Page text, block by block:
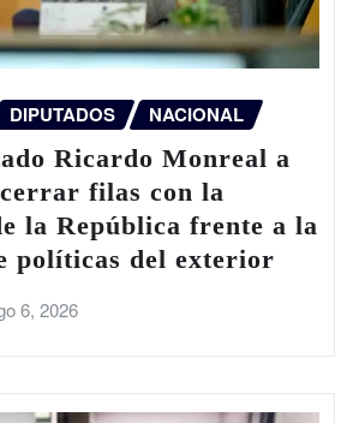
DIPUTADOS NACIONAL
Ricardo Monreal a
filas con la
la República frente a la
políticas del exterior
6, 2026